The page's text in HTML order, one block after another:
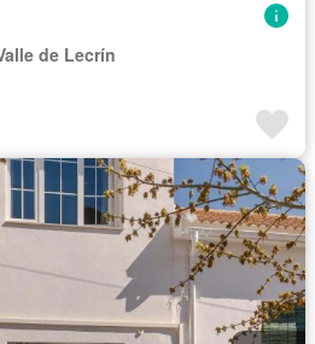
de Lecrín